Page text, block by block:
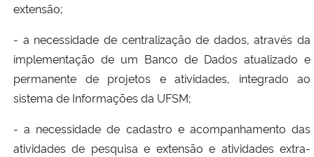
Secretaria de Governo
Gabinete de Segurança Institucional
extensão;
- a necessidade de centralização de dados, através da
implementação de um Banco de Dados atualizado e
permanente de projetos e atividades, integrado ao
sistema de Informações da UFSM;
- a necessidade de cadastro e acompanhamento das
atividades de pesquisa e extensão e atividades extra-